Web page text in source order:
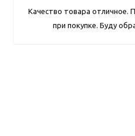
Качество товара отличное.
при покупке. Буду